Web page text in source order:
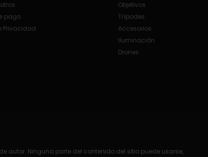
pago
Privacidad
Objetivos
Trípodes
Accesorios
Iluminación
Drones
autor. Ninguna parte del contenido del sitio puede usarse,